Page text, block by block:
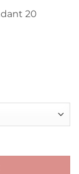
20